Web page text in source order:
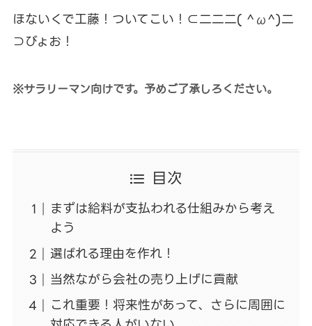
ほないくで工藤！ついてこい！⊂二二二( ^ω^)二
⊃びょお！
※サラリーマン向けです。予めご了承しろください。
目次
まずは給料が支払われる仕組みから考え
よう
選ばれる理由を作れ！
当然ながら会社の売り上げに貢献
これ重要！将来性があって、さらに周囲に